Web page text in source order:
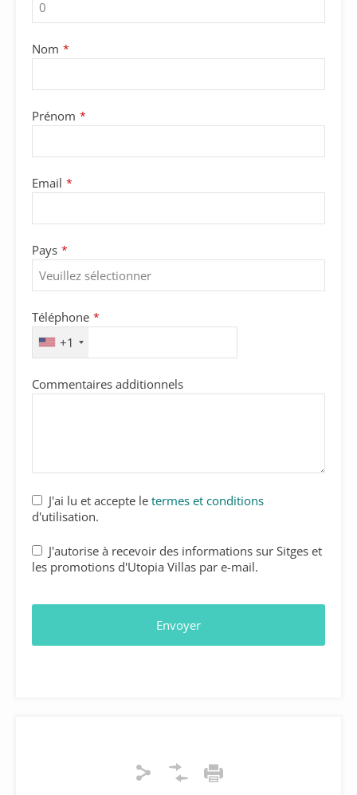
Nom *
Prénom *
Email *
Pays *
Téléphone *
+1
Commentaires additionnels
Phone
Number *
J'ai lu et accepte le termes et conditions
d'utilisation.
J'autorise à recevoir des informations sur Sitges et
les promotions d'Utopia Villas par e-mail.
Envoyer